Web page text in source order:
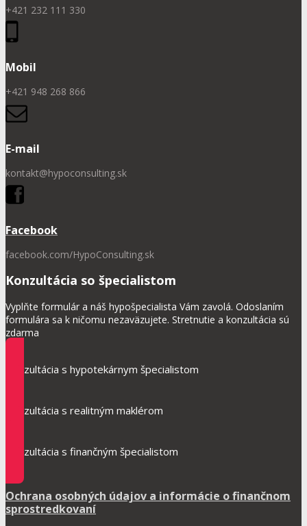
+421 232 111 330
Mobil
+421 948 268 866
E-mail
kontakt@hypoconsulting.sk
Facebook
facebook.com/HypoConsulting.sk
Konzultácia so špecialistom
Vyplňte formulár a náš hypošpecialista Vám zavolá. Odoslaním
formulára sa k ničomu nezaväzujete. Stretnutie a konzultácia sú
zdarma
Konzultácia s hypotekárnym špecialistom
Konzultácia s realitným maklérom
Konzultácia s finančným špecialistom
Ochrana osobných údajov a informácie o finančnom
sprostredkovaní